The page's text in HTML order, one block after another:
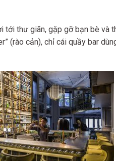
tới thư giãn, gặp gỡ bạn bè
(rào cản), chỉ cái quầy bar